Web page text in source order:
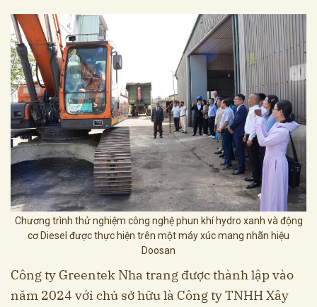
Chương trình thử nghiệm công nghệ phun khí hydro xanh và động
cơ Diesel được thực hiện trên một máy xúc mang nhãn hiệu
Doosan
Công ty Greentek Nha trang được thành lập vào
năm 2024 với chủ sở hữu là Công ty TNHH Xây